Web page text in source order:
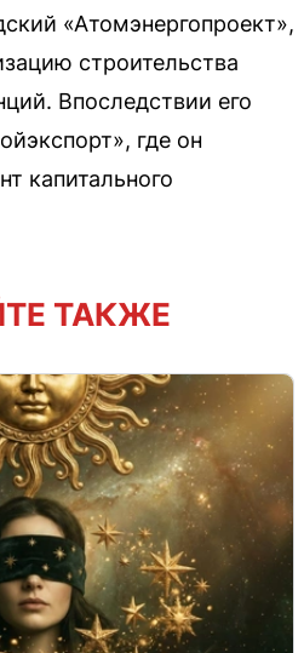
«Атомэнергопроект»,
строительства
Впоследствии его
где он
капитального
ТАКЖЕ